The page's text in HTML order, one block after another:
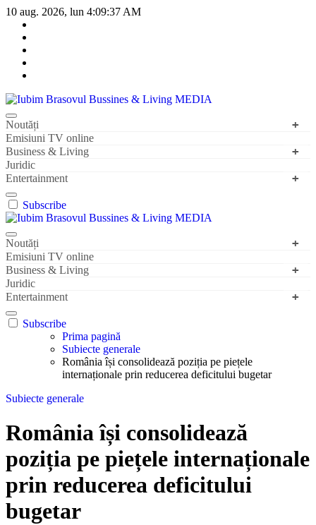
Sari
conținut
10 aug. 2026, lun 4:09:37 AM
Iubim Brasovul Bussines & Living MEDIA
Din pasiune și dragoste pentru Brașoveni
Noutăți
Emisiuni TV online
Business & Living
Juridic
Entertainment
Subscribe
Iubim Brasovul Bussines & Living MEDIA
Din pasiune și dragoste pentru Brașoveni
Noutăți
Emisiuni TV online
Business & Living
Juridic
Entertainment
Subscribe
Prima pagină
Subiecte generale
România își consolidează poziția pe piețele
internaționale prin reducerea deficitului bugetar
Subiecte generale
România își consolidează
poziția pe piețele internaționale
prin reducerea deficitului
bugetar